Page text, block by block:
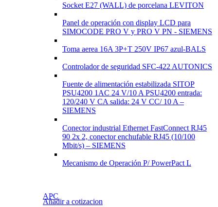
Socket E27 (WALL) de porcelana LEVITON
Panel de operación con display LCD para
SIMOCODE PRO V y PRO V PN - SIEMENS
Toma aerea 16A 3P+T 250V IP67 azul-BALS
Controlador de seguridad SFC-422 AUTONICS
Fuente de alimentación estabilizada SITOP
PSU4200 1AC 24 V/10 A PSU4200 entrada:
120/240 V CA salida: 24 V CC/ 10 A –
SIEMENS
Conector industrial Ethernet FastConnect RJ45
90 2x 2, conector enchufable RJ45 (10/100
Mbit/s) – SIEMENS
Mecanismo de Operación P/ PowerPact L
APC
Añadir a cotizacion